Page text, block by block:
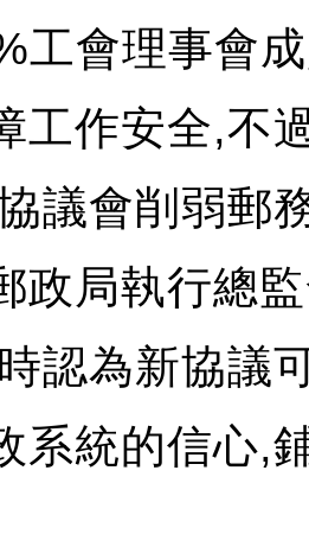
工會理事會
工作安全,不
議會削弱郵
政局執行總
認為新協議
系統的信心,